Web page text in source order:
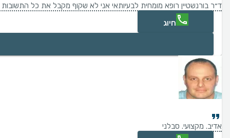
ד״ר בורנשטיין רופא מומחית לבעיותאי אני לא שקוף מקבל את כל
חיוג
אדיב. מקצועי. סבלני